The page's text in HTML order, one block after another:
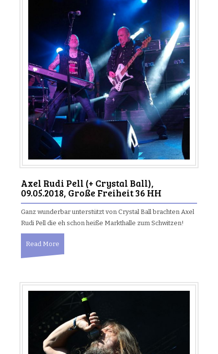
Axel Rudi Pell (+ Crystal Ball),
09.05.2018, Große Freiheit 36 HH
Ganz wunderbar unterstützt von Crystal Ball brachten Axel
Rudi Pell die eh schon heiße Markthalle zum Schwitzen!
Read More